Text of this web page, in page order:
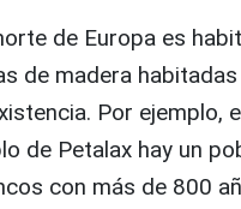
de Europa es
de madera
Por ejemplo,
de Petalax hay un
con más de 800